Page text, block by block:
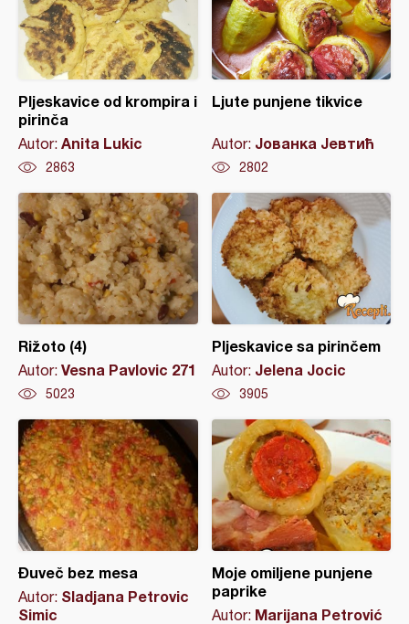
Pljeskavice od krompira i
pirinča
Autor: Anita Lukic
2863
Ljute punjene tikvice
Autor: Јованка Јевтић
2802
Rižoto (4)
Autor: Vesna Pavlovic 271
5023
Pljeskavice sa pirinčem
Autor: Jelena Jocic
3905
Đuveč bez mesa
Autor: Sladjana Petrovic
Simic
Moje omiljene punjene
paprike
Autor: Marijana Petrović